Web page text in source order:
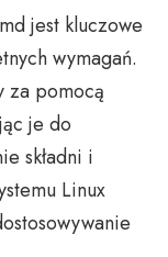
jest kluczowe
wymagań.
za pomocą
je do
składni i
Linux